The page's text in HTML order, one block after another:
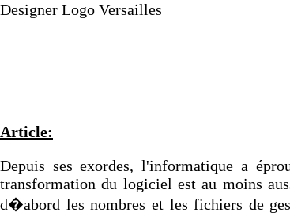
Designer Logo Versailles
Article:
Depuis ses exordes, l'informatique a
transformation du logiciel est au moins
d�abord les nombres et les fichiers de